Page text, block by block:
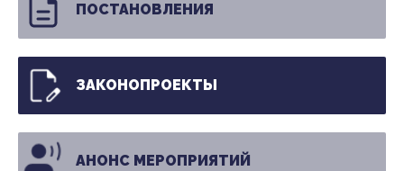
ПОСТАНОВЛЕНИЯ
ЗАКОНОПРОЕКТЫ
АНОНС МЕРОПРИЯТИЙ